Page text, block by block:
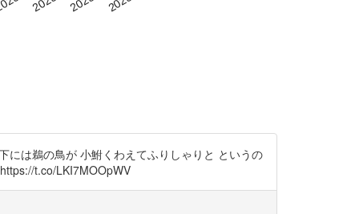
には鵜の鳥が 小鮒くわえてふりしゃりと というの
t.co/LKI7MOOpWV